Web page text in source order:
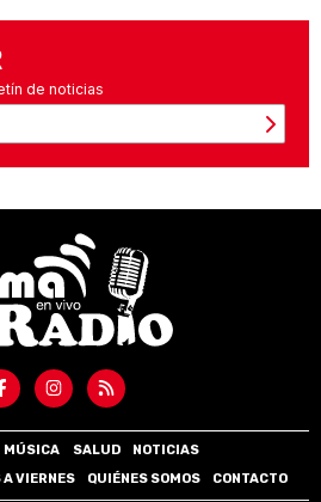
de noticias
MÚSICA SALUD
NOTICIAS
A VIERNES
QUIÉNES SOMOS CONTACTO